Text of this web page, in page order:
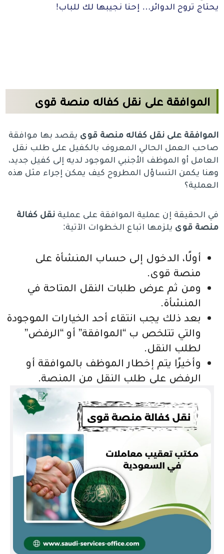
يحتاج تروح الدوائر… إحنا نجيبها لك للباب!
الموافقة على نقل كفاله منصة قوى
الموافقة على نقل كفاله منصة قوى يقصد بها موافقة
صاحب العمل الحالي المعروف بالكفيل على طلب نقل
العامل أو الموظف الأجنبي الموجود لديه إلى كفيل جديد،
وهنا يكمن التساؤل المطروح كيف يمكن إجراء مثل هذه
العملية؟
في الحقيقة إن عملية الموافقة على عمليةنقل كفالة
منصة قوى يلزمها اتباع الخطوات الآتية:
أولًا، الدخول إلى حساب المنشأة على
منصة قوى.
ومن ثم عرض طلبات النقل المتاحة في
المنشأة.
بعد ذلك يجب انتقاء أحد الخيارات الموجودة
والتي تتلخص ب “الموافقة” أو “الرفض”
لطلب النقل.
وأخيرًا يتم إخطار الموظف بالموافقة أو
الرفض على طلب النقل من المنصة.